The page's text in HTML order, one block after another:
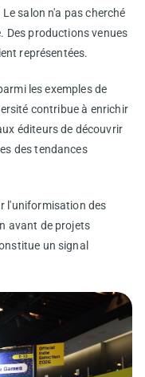
salon n'a pas cherché
Des productions venues
représentées.
les exemples de
contribue à enrichir
éditeurs de découvrir
des tendances
l'uniformisation des
avant de projets
un signal